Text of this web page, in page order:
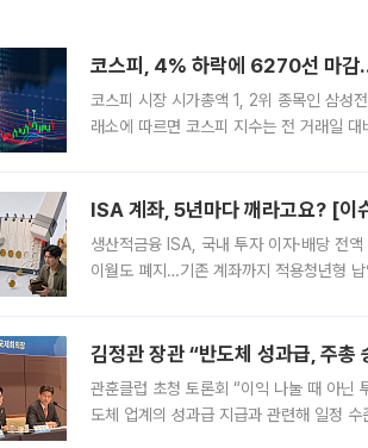
코스피, 4% 하락에 6270선 마감
코스피 시장 시가총액 1, 2위 종목인 삼성
래소에 따르면 코스피 지수는 전 거래일
ISA 계좌, 5년마다 깨라고요? [이
생산적금융 ISA, 국내 투자 이자·배당 전
이월도 폐지…기존 계좌까지 적용청년형
김정관 장관 “반도체 성과급, 주총
관훈클럽 초청 토론회 “이익 나눌 때 아닌
도체 업계의 성과급 지급과 관련해 일정